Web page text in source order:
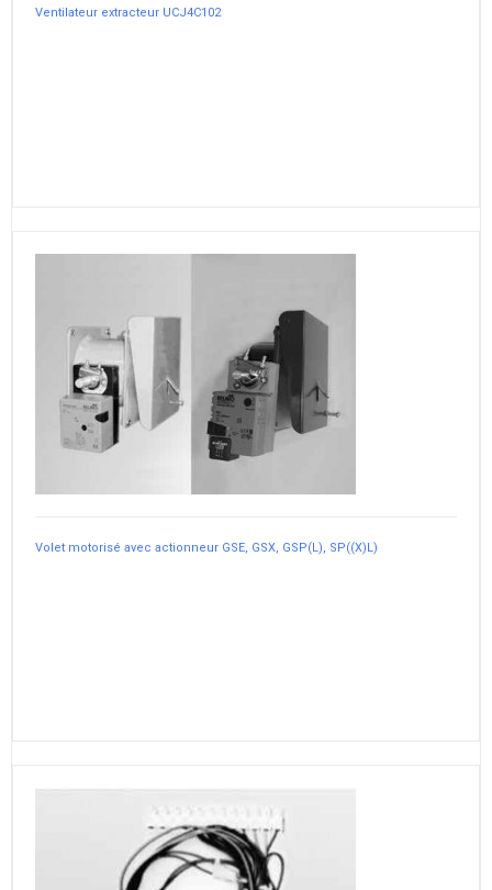
Ventilateur extracteur UCJ4C102
Volet motorisé avec actionneur GSE, GSX, GSP(L), SP((X)L)